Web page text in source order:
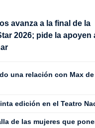
avanza a la final de la
2026; pide la apoyen
una relación con Max de
edición en el Teatro
de las mujeres que